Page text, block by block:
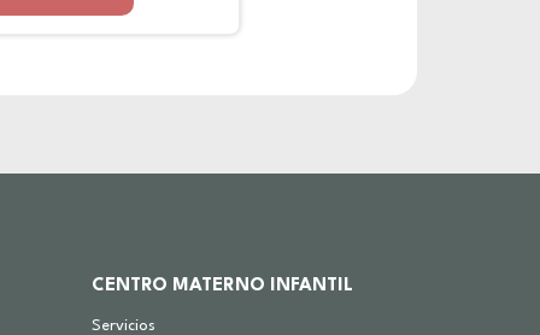
CENTRO MATERNO INFANTIL
Servicios